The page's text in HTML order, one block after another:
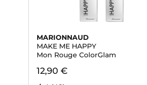
MARIONNAUD
MAKE ME HAPPY
Mon Rouge ColorGlam
12,90 €